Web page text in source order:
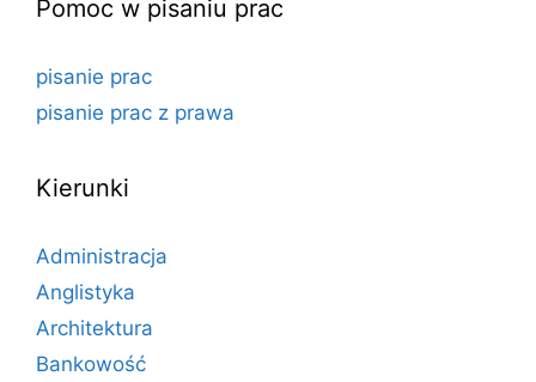
Pomoc w pisaniu prac
pisanie prac
pisanie prac z prawa
Kierunki
Administracja
Anglistyka
Architektura
Bankowość